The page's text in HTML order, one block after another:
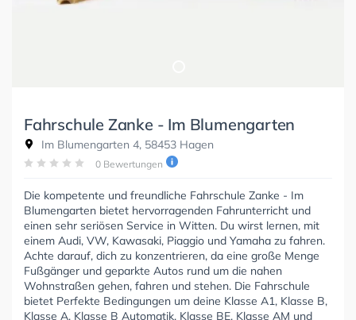
Fahrschule Zanke - Im Blumengarten
Im Blumengarten 4, 58453 Hagen
0 Bewertungen
Die kompetente und freundliche Fahrschule Zanke - Im
Blumengarten bietet hervorragenden Fahrunterricht und
einen sehr seriösen Service in Witten. Du wirst lernen, mit
einem Audi, VW, Kawasaki, Piaggio und Yamaha zu fahren.
Achte darauf, dich zu konzentrieren, da eine große Menge
Fußgänger und geparkte Autos rund um die nahen
Wohnstraßen gehen, fahren und stehen. Die Fahrschule
bietet Perfekte Bedingungen um deine Klasse A1, Klasse B,
Klasse A, Klasse B Automatik, Klasse BE, Klasse AM und